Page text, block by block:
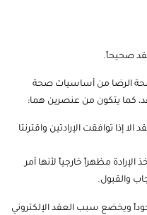
صحيحاً.
الرضا من أساسيات صحة
كما يتكون من عنصرين هما:
إذا توافقت الإرادتين واقترنتا
الإرادة مظهراً خارجياً لأنها أمر
والقبول.
ويخضع سبب العقد الإلكتروني